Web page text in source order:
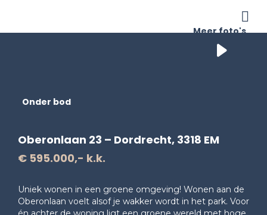
Meer foto's
Onder bod
Oberonlaan 23 – Dordrecht, 3318 EM
€ 595.000,- k.k.
Uniek wonen in een groene omgeving! Wonen aan de
Oberonlaan voelt alsof je wakker wordt in het park. Voor